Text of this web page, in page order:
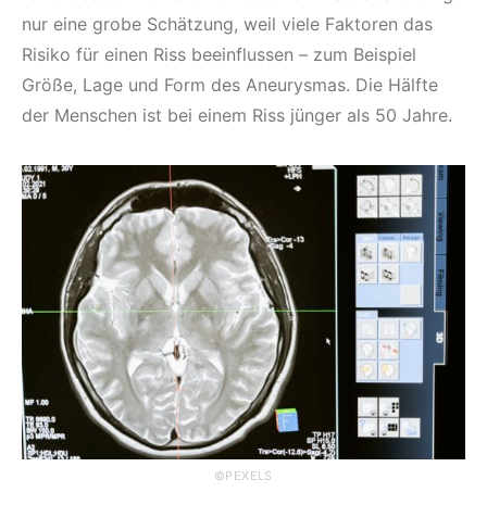
nur eine grobe Schätzung, weil viele Faktoren das
Risiko für einen Riss beeinflussen – zum Beispiel
Größe, Lage und Form des Aneurysmas. Die Hälfte
der Menschen ist bei einem Riss jünger als 50 Jahre.
©PEXELS